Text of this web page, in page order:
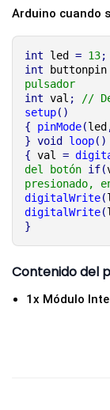
n
t
d
a
d
Arduino cuando
int led = 13;
int buttonpin
pulsador
int val ; //
setup()
{
pinMode(led
} void loop()
{ val =
del botón if(
presionado,
digitalWrite(
digitalWrite(
}
Contenido del
1x Módulo